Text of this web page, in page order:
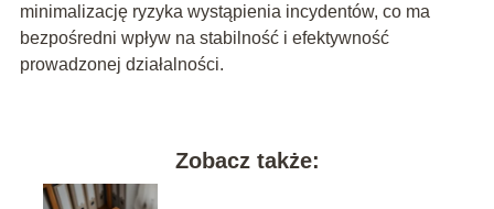
minimalizację ryzyka wystąpienia incydentów, co ma
bezpośredni wpływ na stabilność i efektywność
prowadzonej działalności.
Zobacz także: